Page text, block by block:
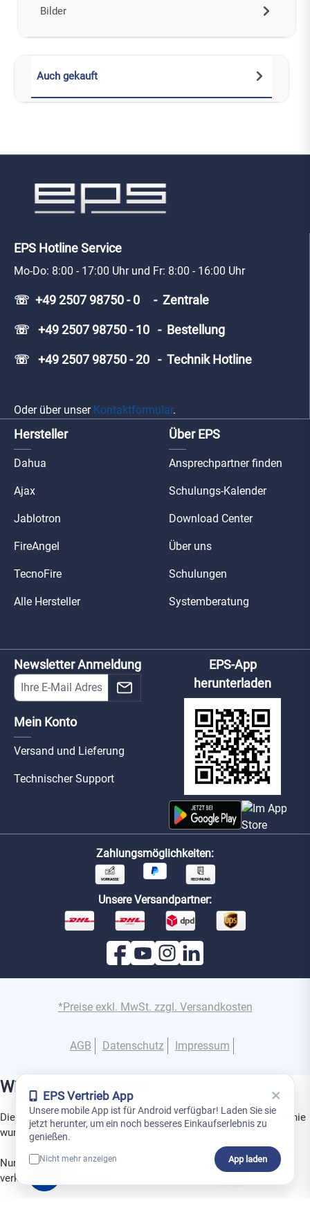
Bilder
Auch gekauft
EPS Hotline Service
Mo-Do: 8:00 - 17:00 Uhr und Fr: 8:00 - 16:00 Uhr
☏ +49 2507 98750 - 0 - Zentrale
☏ +49 2507 98750 - 10 - Bestellung
☏ +49 2507 98750 - 20 - Technik Hotline
Oder über unser Kontaktformular.
Hersteller
Dahua
Ajax
Jablotron
FireAngel
TecnoFire
Alle Hersteller
Über EPS
Ansprechpartner finden
Schulungs-Kalender
Download Center
Über uns
Schulungen
Systemberatung
Newsletter Anmeldung
Mein Konto
Versand und Lieferung
Technischer Support
EPS-App
herunterladen
Zahlungsmöglichkeiten:
Unsere Versandpartner:
*Preise exkl. MwSt. zzgl. Versandkosten
AGB Datenschutz Impressum
Wichtige Information
Dies ist ein Gerät aus der Superior-Produktlinie. Diese Produktlinie
wurde speziell für den Einsatz in Projekten entwickelt.
Nur geschulte Partner dürfen Superior-Produkte installieren,
verkaufen und verwalten.
EPS Vertrieb App ×
Unsere mobile App ist für Android verfügbar! Laden Sie sie
jetzt herunter, um ein noch besseres Einkaufserlebnis zu
genießen.
Nicht mehr anzeigen App laden